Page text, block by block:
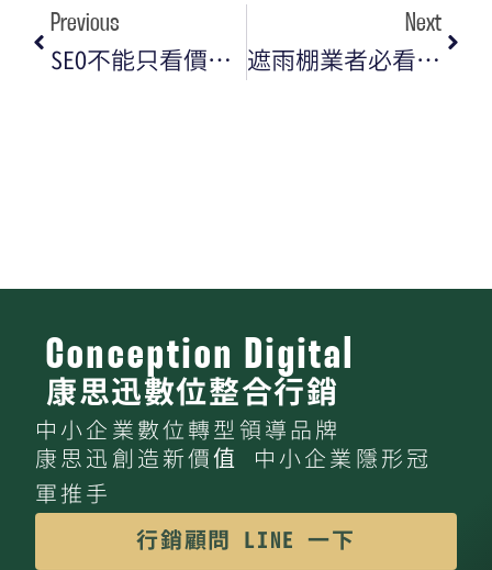
Previous
SEO不能只看價格｜便宜方案的隱藏問題與長期代價
Next
遮雨棚業者必看：善用 Google 商家（GMB）曝光在地客戶的祕密武器
Conception Digital
康思迅數位整合行銷
中小企業數位轉型領導品牌
康思迅創造新價值 中小企業隱形冠
軍推手
行銷顧問 LINE 一下